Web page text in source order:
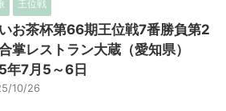
王位戦
お茶杯第66期王位戦7番勝負第2
掌レストラン大蔵（愛知県）
年7月5～6日
10/26